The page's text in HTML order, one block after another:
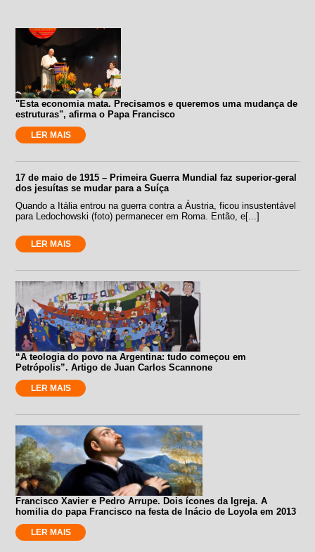
"Esta economia mata. Precisamos e queremos uma mudança de
estruturas", afirma o Papa Francisco
LER MAIS
17 de maio de 1915 – Primeira Guerra Mundial faz superior-geral
dos jesuítas se mudar para a Suíça
Quando a Itália entrou na guerra contra a Áustria, ficou insustentável
para Ledochowski (foto) permanecer em Roma. Então, e[...]
LER MAIS
“A teologia do povo na Argentina: tudo começou em
Petrópolis”. Artigo de Juan Carlos Scannone
LER MAIS
Francisco Xavier e Pedro Arrupe. Dois ícones da Igreja. A
homilia do papa Francisco na festa de Inácio de Loyola em 2013
LER MAIS